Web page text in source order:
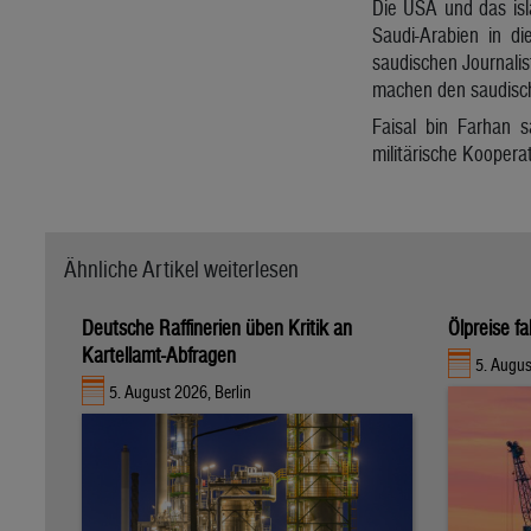
Die USA und das
Saudi-Arabien in
saudischen
machen den
Faisal bin Farhan
militärische
Ähnliche Artikel weiterlesen
Deutsche Raffinerien üben Kritik an
Kartellamt-Abfragen
5. August 2026, Berlin
Ölpreise
5.